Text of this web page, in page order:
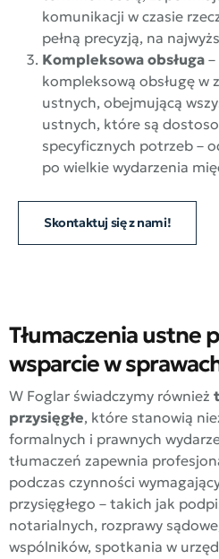
komunikacji w czasie
pełną precyzją, na
Kompleksowa obsługa
kompleksową obsługę w
ustnych, obejmującą
ustnych, które są
specyficznych potrzeb –
po wielkie wydarzenia
Skontaktuj się z nami!
Tłumaczenia ustne
wsparcie w
W Foglar świadczymy również
przysięgłe, które stanowią
formalnych i prawnych
tłumaczeń zapewnia
podczas czynności
przysięgłego – takich jak
notarialnych, rozprawy
wspólników, spotkania w